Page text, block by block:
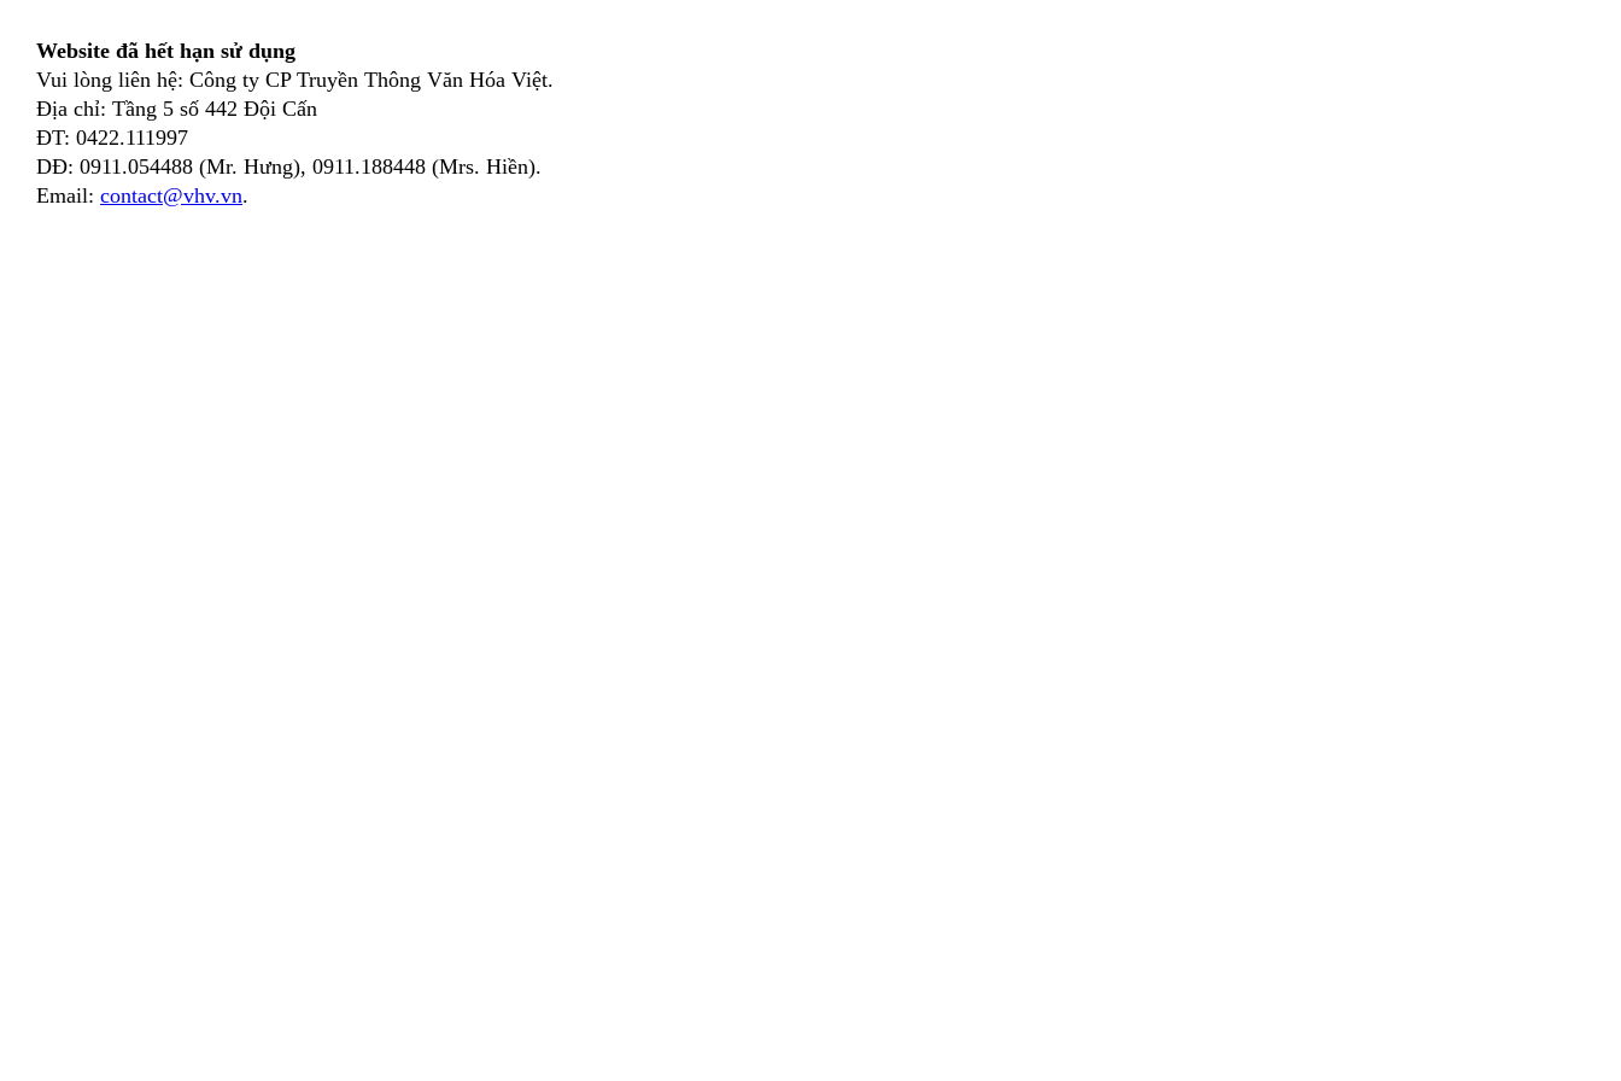
Website đã hết hạn sử dụng
Vui lòng liên hệ: Công ty CP Truyền Thông Văn Hóa Việt.
Địa chỉ: Tầng 5 số 442 Đội Cấn
ĐT: 0422.111997
DĐ: 0911.054488 (Mr. Hưng), 0911.188448 (Mrs. Hiền).
Email: contact@vhv.vn.